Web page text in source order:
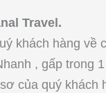
Travel.
khách hàng về
, gấp trong
của quý khách